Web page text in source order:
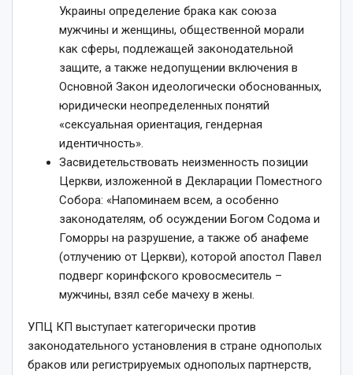
Украины определение брака как союза
мужчины и женщины, общественной морали
как сферы, подлежащей законодательной
защите, а также недопущении включения в
Основной Закон идеологически обоснованных,
юридически неопределенных понятий
«сексуальная ориентация, гендерная
идентичность».
Засвидетельствовать неизменность позиции
Церкви, изложенной в Декларации Поместного
Собора: «Напоминаем всем, а особенно
законодателям, об осуждении Богом Содома и
Гоморры на разрушение, а также об анафеме
(отлучению от Церкви), которой апостол Павел
подверг коринфского кровосмеситель –
мужчины, взял себе мачеху в жены.
УПЦ КП выступает категорически против
законодательного установления в стране однополых
браков или регистрируемых однополых партнерств,